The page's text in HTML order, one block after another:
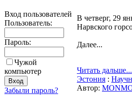
Вход пользователей
Пользователь:
Пароль:
Чужой
компьютер
Забыли пароль?
В четверг, 29
Нарвского
Далее...
Читать дальше...
Эстония :
Автор: